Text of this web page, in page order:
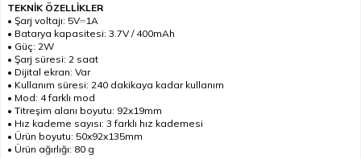
TEKNİK ÖZELLİKLER
• Şarj voltajı: 5V⎓1A
• Batarya kapasitesi: 3.7V / 400mAh
• Güç: 2W
• Şarj süresi: 2 saat
• Dijital ekran: Var
• Kullanım süresi: 240 dakikaya kadar kullanım
• Mod: 4 farklı mod
• Titreşim alanı boyutu: 92x19mm
• Hız kademe sayısı: 3 farklı hız kademesi
• Ürün boyutu: 50x92x135mm
• Ürün ağırlığı: 80 g